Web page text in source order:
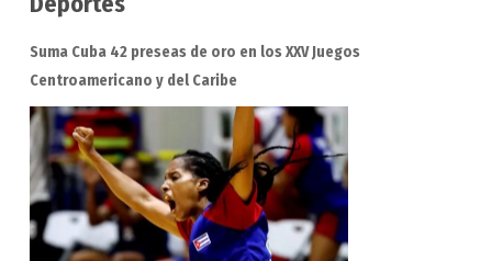
Suma Cuba 42 preseas de oro en los XXV Juegos
Centroamericano y del Caribe